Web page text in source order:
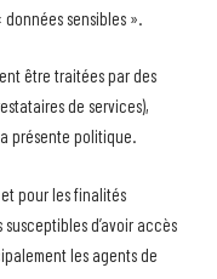
sensibles ».
être traitées par des
de services),
présente politique.
pour les finalités
d’avoir accès
les agents de